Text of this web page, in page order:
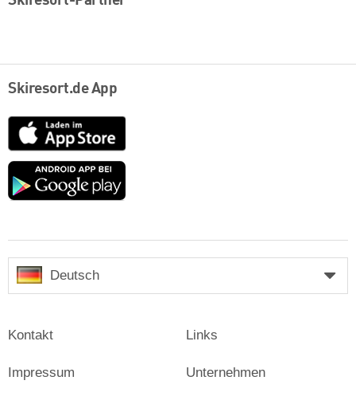
Skiresort.de App
App
Store
Google
Deutsch
Kontakt
Impressum
Links
Unternehmen